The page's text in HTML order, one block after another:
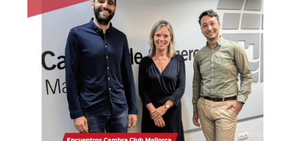
Habítium
Empresa líder en decoración, reformas y mobiliario
online. Ha sabido innovar en un sector tradicional,
consolidando un crecimiento sostenible.
Ver la entrevista